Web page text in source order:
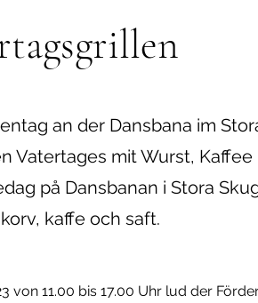
an der Dansbana im
Vatertages mit Wurst, Kaffee
på Dansbanan i Stora
kaffe och saft.
von 11.00 bis 17.00 Uhr lud der